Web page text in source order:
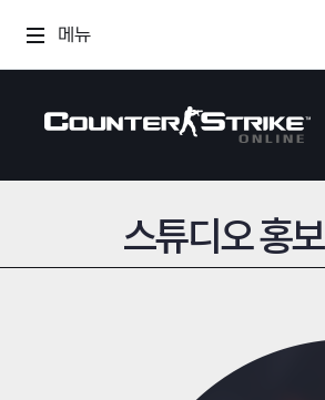
메뉴
스튜디오 홍보